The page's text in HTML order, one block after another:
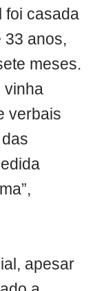
foi casada
33 anos,
meses.
vinha
verbais
apesar